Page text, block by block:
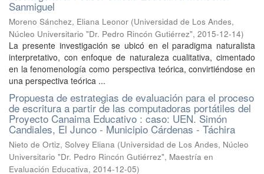
Sanmiguel
Moreno Sánchez, Eliana Leonor (Universidad de Los Andes,
Núcleo Universitario "Dr. Pedro Rincón Gutiérrez", 2015-12-14)
La presente investigación se ubicó en el paradigma naturalista
interpretativo, con enfoque de naturaleza cualitativa, cimentado
en la fenomenología como perspectiva teórica, convirtiéndose en
una perspectiva teórica ...
Propuesta de estrategias de evaluación para el proceso
de escritura a partir de las computadoras portátiles del
Proyecto Canaima Educativo : caso: UEN. Simón
Candiales, El Junco - Municipio Cárdenas - Táchira
Nieto de Ortiz, Solvey Eliana (Universidad de Los Andes, Núcleo
Universitario "Dr. Pedro Rincón Gutiérrez", Maestría en
Evaluación Educativa, 2014-12-05)